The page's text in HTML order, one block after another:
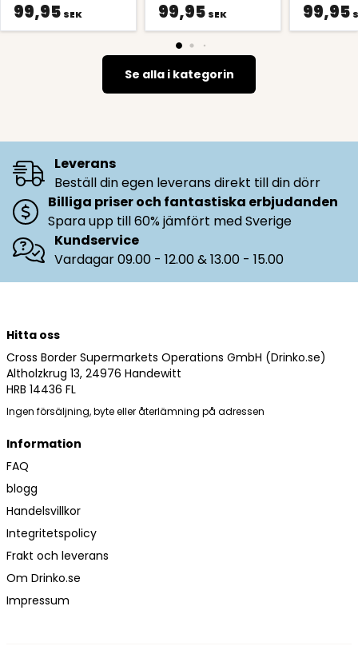
99,95 SEK 99,95 SEK 99,95
Se alla i kategorin
Leverans
Beställ din egen leverans direkt till din dörr
Billiga priser och fantastiska erbjudanden
Spara upp till 60% jämfört med Sverige
Kundservice
Vardagar 09.00 - 12.00 & 13.00 - 15.00
Hitta oss
Cross Border Supermarkets Operations GmbH (Drinko.se)
Altholzkrug 13, 24976 Handewitt
HRB 14436 FL
Ingen försäljning, byte eller återlämning på adressen
Information
FAQ
blogg
Handelsvillkor
Integritetspolicy
Frakt och leverans
Om Drinko.se
Impressum